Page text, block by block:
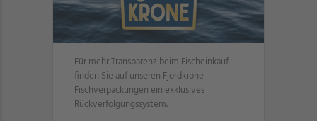
Für mehr Transparenz beim Fischeinkauf
finden Sie auf unseren Fjordkrone-
Fischverpackungen ein exklusives
Rückverfolgungssystem.